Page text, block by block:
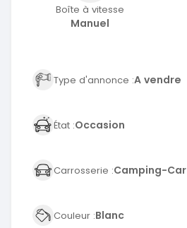
Boîte à vitesse
Manuel
Type d'annonce :A vendre
État :Occasion
Carrosserie :Camping-Car
Couleur :Blanc